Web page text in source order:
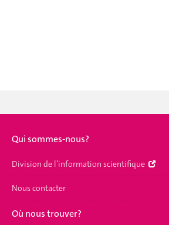
Qui sommes-nous?
Division de l’information scientifique
Nous contacter
Où nous trouver?